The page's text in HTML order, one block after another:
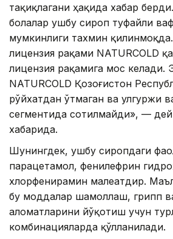
тақиқлагани ҳақида хабар
болалар ушбу сироп туфайли
мумкинлиги тахмин
лицензия рақами NATURCOLD
лицензия рақамига мос келади.
NATURCOLD Қозоғистон
рўйхатдан ўтмаган ва улгуржи
сегментида сотилмайди», —
хабарида.
Шунингдек, ушбу сиропдаги
парацетамол, фенилефрин
хлорфенирамин малеатдир.
бу моддалар шамоллаш, грипп
аломатларини йўқотиш учун
комбинацияларда қўлланилади.